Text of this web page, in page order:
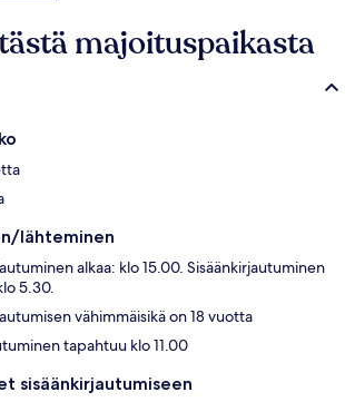
majoituspaikasta
lähteminen
alkaa: klo 15.00. Sisäänkirjautuminen
5.30.
vähimmäisikä on 18 vuotta
tapahtuu klo 11.00
sisäänkirjautumiseen